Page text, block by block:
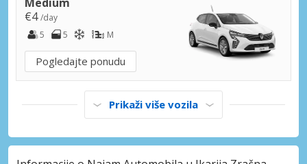
€4/day
5
5 M
Pogledajte ponudu
Prikaži više vozila